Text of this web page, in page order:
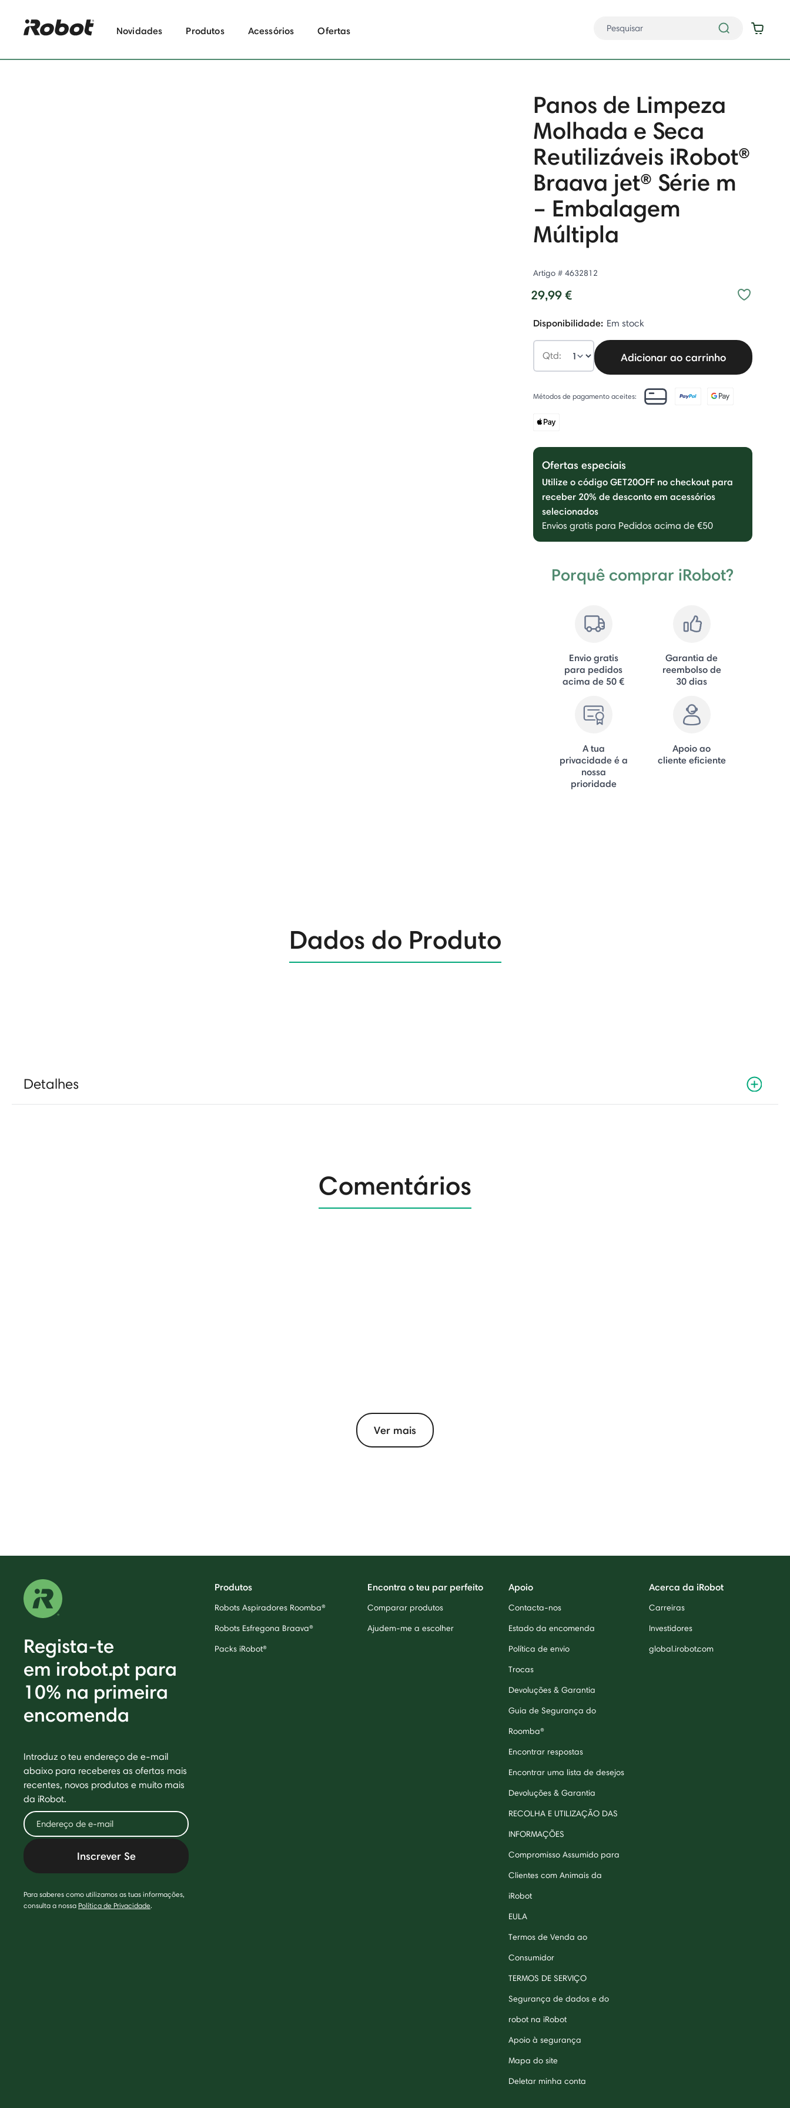
Novidades Produtos Acessórios Ofertas
Panos de Limpeza
Molhada e Seca
Reutilizáveis iRobot®
Braava jet® Série m
– Embalagem
Múltipla
Artigo # 4632812
29,99 €
Disponibilidade: Em stock
Qtd: Adicionar ao carrinho
Métodos de pagamento aceites:
Ofertas especiais
Utilize o código GET20OFF no checkout para
receber 20% de desconto em acessórios
selecionados
Envios gratis para Pedidos acima de €50
Porquê comprar iRobot?
Envio gratis
para pedidos
acima de 50 €
Garantia de
reembolso de
30 dias
A tua
privacidade é a
nossa
prioridade
Apoio ao
cliente eficiente
Dados do Produto
Detalhes
Comentários
Ver mais
Regista-te
em irobot.pt para
10% na primeira
encomenda
Introduz o teu endereço de e-mail
abaixo para receberes as ofertas mais
recentes, novos produtos e muito mais
da iRobot.
Inscrever Se
Para saberes como utilizamos as tuas informações,
consulta a nossa Política de Privacidade.
Produtos
Robots Aspiradores Roomba®
Robots Esfregona Braava®
Packs iRobot®
Encontra o teu par perfeito
Comparar produtos
Ajudem-me a escolher
Apoio
Contacta-nos
Estado da encomenda
Política de envio
Trocas
Devoluções & Garantia
Guia de Segurança do
Roomba®
Encontrar respostas
Encontrar uma lista de desejos
Devoluções & Garantia
RECOLHA E UTILIZAÇÃO DAS
INFORMAÇÕES
Compromisso Assumido para
Clientes com Animais da
iRobot
EULA
Termos de Venda ao
Consumidor
TERMOS DE SERVIÇO
Segurança de dados e do
robot na iRobot
Apoio à segurança
Mapa do site
Deletar minha conta
Acerca da iRobot
Carreiras
Investidores
global.irobot.com